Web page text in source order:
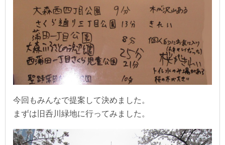
今回もみんなで提案して決めました。
まずは旧呑川緑地に行ってみました。